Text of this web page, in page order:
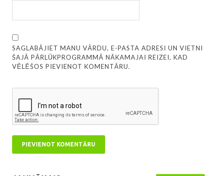
SAGLABĀJIET MANU VĀRDU, E-PASTA ADRESI UN VIETNI
ŠAJĀ PĀRLŪKPROGRAMMĀ NĀKAMAJAI REIZEI, KAD
VĒLĒŠOS PIEVIENOT KOMENTĀRU.